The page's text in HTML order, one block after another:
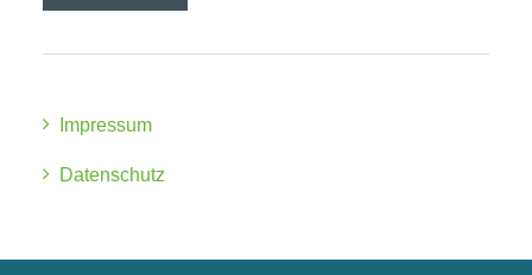
Impressum
Datenschutz